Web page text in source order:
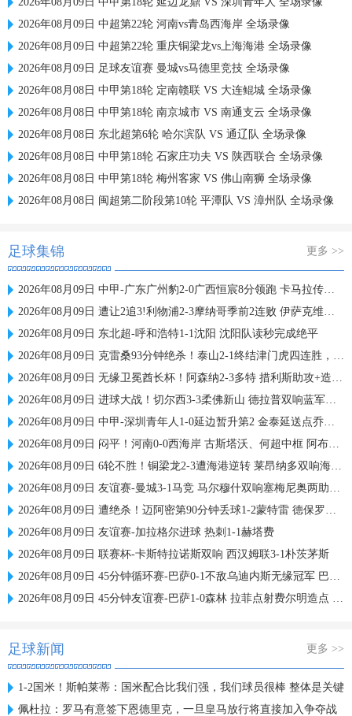
2026年08月09日 中超第22轮 河南vs青岛西海岸 全场录像
2026年08月09日 中超第22轮 重庆铜梁龙vs上海海港 全场录像
2026年08月09日 足球友谊赛 曼城vs马德里竞技 全场录像
2026年08月08日 中甲第18轮 定南赣联 VS 大连鲲城 全场录像
2026年08月08日 中甲第18轮 南京城市 VS 南通支云 全场录像
2026年08月08日 东北超第6轮 哈尔滨队 VS 通辽队 全场录像
2026年08月08日 中甲第18轮 石家庄功夫 VS 陕西联合 全场录像
2026年08月08日 中甲第18轮 梅州客家 VS 佛山南狮 全场录像
2026年08月08日 闽超第二阶段第10轮 平潭队 VS 漳州队 全场录像
足球集锦 更多 >>
2026年08月09日 中甲-广东广州豹2-0广西恒宸8分领跑 卡马拉传射若昂·卡洛斯破门
2026年08月09日 遭让2追3!利物浦2-3摩纳哥季前2连败 伊萨克维尔茨破门范戴克送点
2026年08月09日 东北超-呼和浩特1-1沈阳 沈阳队读秒完成绝平
2026年08月09日 克雷桑93分钟绝杀！泰山2-1终结津门虎四连胜，刘洋、哈达斯破门
2026年08月09日 无缘卫冕酋长杯！阿森纳2-3多特 措利斯助攻+造点多特U19三人建功
2026年08月09日 进球大战！切尔西3-3柔佛新山 德拉普双响蓝军热身赛暂2胜2负1平
2026年08月09日 中甲-深圳青年人1-0延边暂升第2 金泰延送点乔尔·诺贝尔操刀命中
2026年08月09日 闷平！河南0-0西海岸 古斯塔沃、何超中框 阿布拉汗替补席染红
2026年08月09日 6轮不胜！铜梁龙2-3遭海港逆转 莱昂纳多双响海港甩开降级区7分
2026年08月09日 友谊赛-曼城3-1马竞 马尔穆什双响塞梅尼奥两助16岁多明戈斯破门
2026年08月09日 遭绝杀！迈阿密第90分钟丢球1-2蒙特雷 德保罗破门展示梅西球衣
2026年08月09日 友谊赛-加拉格尔进球 热刺1-1赫塔费
2026年08月09日 联赛杯-卡斯特拉诺斯双响 西汉姆联3-1朴茨茅斯
2026年08月09日 45分钟循环赛-巴萨0-1不敌乌迪内斯无缘冠军 巴约挑射绝杀
2026年08月09日 45分钟友谊赛-巴萨1-0森林 拉菲点射费尔明造点 两队各一次中柱
足球新闻 更多 >>
1-2国米！斯帕莱蒂：国米配合比我们强，我们球员很棒 整体是关键
佩杜拉：罗马有意签下恩德里克，一旦皇马放行将直接加入争夺战